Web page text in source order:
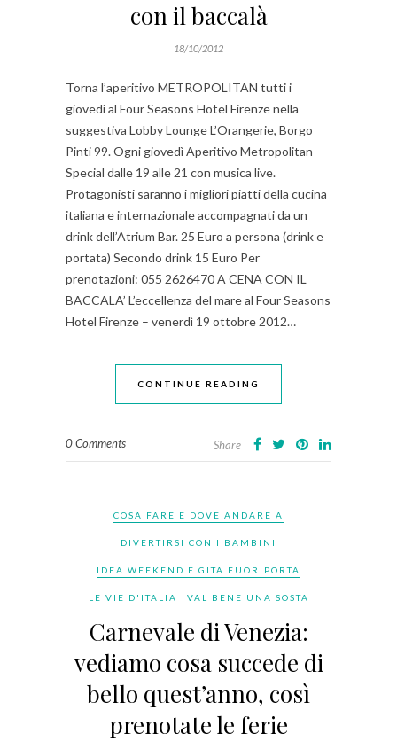
con il baccalà
18/10/2012
Torna l’aperitivo METROPOLITAN tutti i
giovedì al Four Seasons Hotel Firenze nella
suggestiva Lobby Lounge L’Orangerie, Borgo
Pinti 99. Ogni giovedì Aperitivo Metropolitan
Special dalle 19 alle 21 con musica live.
Protagonisti saranno i migliori piatti della cucina
italiana e internazionale accompagnati da un
drink dell’Atrium Bar. 25 Euro a persona (drink e
portata) Secondo drink 15 Euro Per
prenotazioni: 055 2626470 A CENA CON IL
BACCALA’ L’eccellenza del mare al Four Seasons
Hotel Firenze – venerdì 19 ottobre 2012…
CONTINUE READING
0 Comments Share
COSA FARE E DOVE ANDARE A
DIVERTIRSI CON I BAMBINI
IDEA WEEKEND E GITA FUORIPORTA
LE VIE D'ITALIA VAL BENE UNA SOSTA
Carnevale di Venezia:
vediamo cosa succede di
bello quest’anno, così
prenotate le ferie